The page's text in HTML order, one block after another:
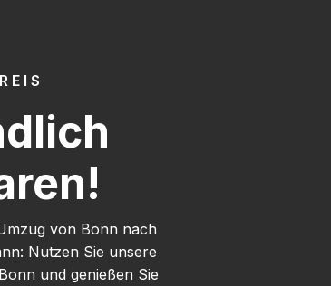
von Bonn nach
Nutzen Sie unsere
und genießen Sie